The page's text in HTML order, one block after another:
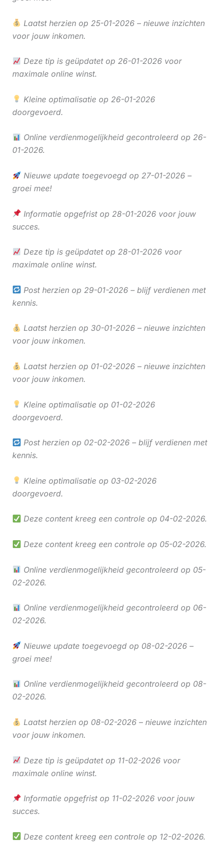
Laatst herzien op 25-01-2026 – nieuwe inzichten
voor jouw inkomen.
Deze tip is geüpdatet op 26-01-2026 voor
maximale online winst.
Kleine optimalisatie op 26-01-2026
doorgevoerd.
Online verdienmogelijkheid gecontroleerd op 26-
01-2026.
Nieuwe update toegevoegd op 27-01-2026 –
groei mee!
Informatie opgefrist op 28-01-2026 voor jouw
succes.
Deze tip is geüpdatet op 28-01-2026 voor
maximale online winst.
Post herzien op 29-01-2026 – blijf verdienen met
kennis.
Laatst herzien op 30-01-2026 – nieuwe inzichten
voor jouw inkomen.
Laatst herzien op 01-02-2026 – nieuwe inzichten
voor jouw inkomen.
Kleine optimalisatie op 01-02-2026
doorgevoerd.
Post herzien op 02-02-2026 – blijf verdienen met
kennis.
Kleine optimalisatie op 03-02-2026
doorgevoerd.
Deze content kreeg een controle op 04-02-2026.
Deze content kreeg een controle op 05-02-2026.
Online verdienmogelijkheid gecontroleerd op 05-
02-2026.
Online verdienmogelijkheid gecontroleerd op 06-
02-2026.
Nieuwe update toegevoegd op 08-02-2026 –
groei mee!
Online verdienmogelijkheid gecontroleerd op 08-
02-2026.
Laatst herzien op 08-02-2026 – nieuwe inzichten
voor jouw inkomen.
Deze tip is geüpdatet op 11-02-2026 voor
maximale online winst.
Informatie opgefrist op 11-02-2026 voor jouw
succes.
Deze content kreeg een controle op 12-02-2026.